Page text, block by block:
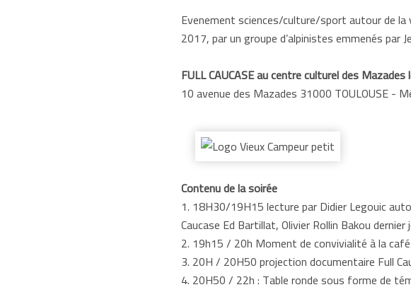
Evenement sciences/culture/sport autour de la
2017, par un groupe d’alpinistes emmenés par
FULL CAUCASE au centre culturel des
10 avenue des Mazades 31000 TOULOUSE -
Contenu de la soirée
1. 18H30/19H15 lecture par Didier Legouic
Caucase Ed Bartillat, Olivier Rollin Bakou
2. 19h15 / 20h Moment de convivialité à la
3. 20H / 20H50 projection documentaire Full
4. 20H50 / 22h : Table ronde sous forme de